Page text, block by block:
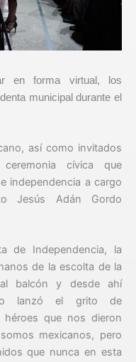
en forma virtual, los
municipal durante el
así como invitados
cívica que
independencia a cargo
Jesús Adán Gordo
de Independencia, la
de la escolta de la
balcón y desde ahí
lanzó el grito de
héroes que nos dieron
mexicanos, pero
que nunca en esta